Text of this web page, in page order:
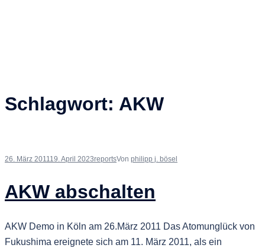
Schlagwort: AKW
26. März 201119. April 2023reportsVon philipp j. bösel
AKW abschalten
AKW Demo in Köln am 26.März 2011 Das Atomunglück von
Fukushima ereignete sich am 11. März 2011, als ein